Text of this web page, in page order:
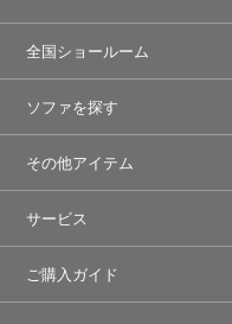
全国ショールーム
ソファを探す
その他アイテム
サービス
ご購入ガイド